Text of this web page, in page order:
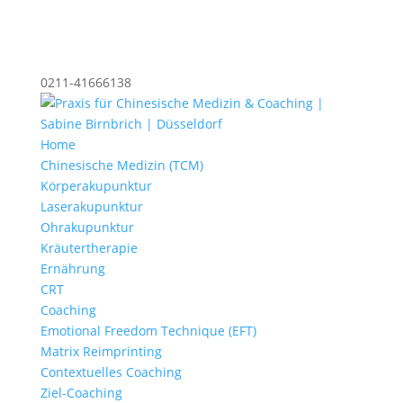
0211-41666138
Home
Chinesische Medizin (TCM)
Körperakupunktur
Laserakupunktur
Ohrakupunktur
Kräutertherapie
Ernährung
CRT
Coaching
Emotional Freedom Technique (EFT)
Matrix Reimprinting
Contextuelles Coaching
Ziel-Coaching